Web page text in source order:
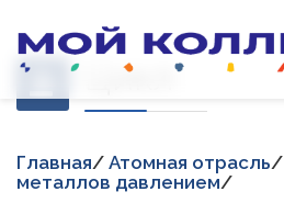
Цикл
Главная/ Атомная отрасль/
металлов давлением/